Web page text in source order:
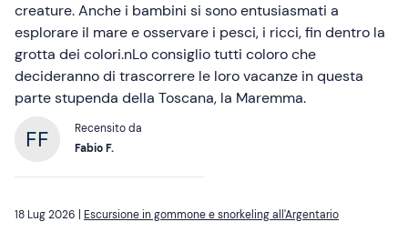
creature. Anche i bambini si sono entusiasmati a
esplorare il mare e osservare i pesci, i ricci, fin dentro la
grotta dei colori.nLo consiglio tutti coloro che
decideranno di trascorrere le loro vacanze in questa
parte stupenda della Toscana, la Maremma.
Recensito da
Fabio F.
18 Lug 2026 | Escursione in gommone e snorkeling all'Argentario